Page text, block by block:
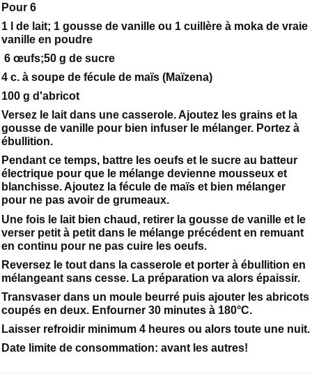
Pour 6
1 l de lait; 1 gousse de vanille ou 1 cuillère à moka de vraie
vanille en poudre
6 œufs;50 g de sucre
4 c. à soupe de fécule de maïs (Maïzena)
100 g d'abricot
Versez le lait dans une casserole. Ajoutez les grains et la
gousse de vanille pour bien infuser le mélanger. Portez à
ébullition.
Pendant ce temps, battre les oeufs et le sucre au batteur
électrique pour que le mélange devienne mousseux et
blanchisse. Ajoutez la fécule de maïs et bien mélanger
pour ne pas avoir de grumeaux.
Une fois le lait bien chaud, retirer la gousse de vanille et le
verser petit à petit dans le mélange précédent en remuant
en continu pour ne pas cuire les oeufs.
Reversez le tout dans la casserole et porter à ébullition en
mélangeant sans cesse. La préparation va alors épaissir.
Transvaser dans un moule beurré puis ajouter les abricots
coupés en deux. Enfourner 30 minutes à 180°C.
Laisser refroidir minimum 4 heures ou alors toute une nuit.
Date limite de consommation: avant les autres!